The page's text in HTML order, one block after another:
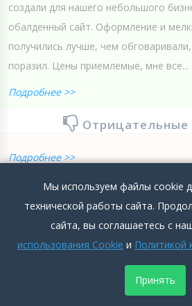
создали для нашего небольшого
обалденный сайт. Оформление и
получились лучше, чем
поразил. Цены приемлемые, мне все...
Подробнее >>
Отрицательные
Подробнее >>
0 Добавить комментарий
Мы используем файлы cookie
технической работы сайта.
сайта, вы соглашаетесь с
использования Cookie и Политикой
Принять